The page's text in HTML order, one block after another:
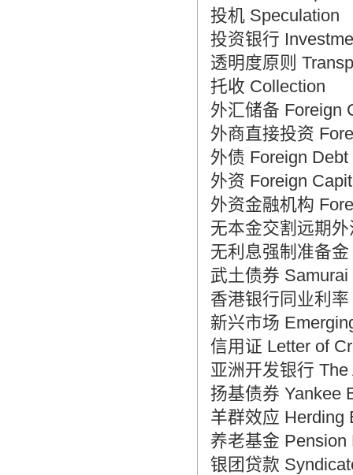
投机 Speculation
投资银行
透明度原则
托收 Collection
外汇储备 Foreign
外商直接投资
外债 Foreign Debt
外资 Foreign
外资金融机构
无本金交割远期
无利息强制准备
武土债券 Samurai
香港银行同业利
新兴市场
信用证 Letter of
亚洲开发银行
扬基债券 Yankee
羊群效应 Herding
养老基金 Pension
银团贷款